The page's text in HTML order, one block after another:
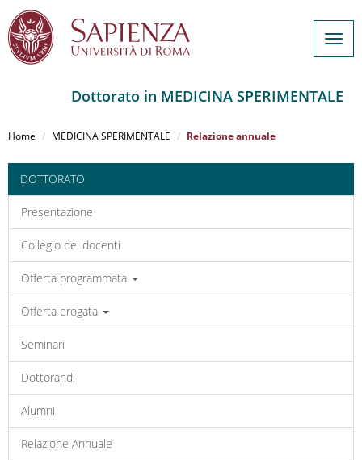
al
principale
Dottorato in MEDICINA SPERIMENTALE
Home MEDICINA SPERIMENTALE Relazione annuale
DOTTORATO
Presentazione
Collegio dei docenti
Offerta programmata
Offerta erogata
Seminari
Dottorandi
Alumni
Relazione Annuale